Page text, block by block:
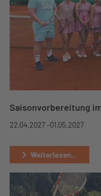
Saisonvorbereitung
22.04.2027 -01.05.2027
Weiterlesen...